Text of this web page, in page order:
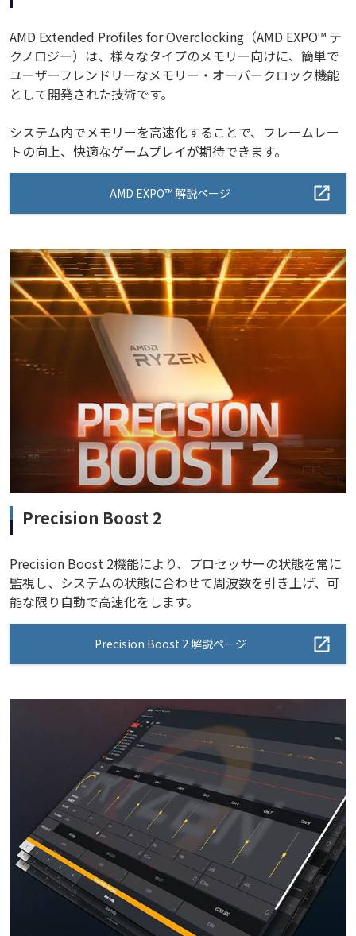
AMD Extended Profiles for Overclocking（AMD EXPO™ テ
クノロジー）は、様々なタイプのメモリー向けに、簡単で
ユーザーフレンドリーなメモリー・オーバークロック機能
として開発された技術です。
システム内でメモリーを高速化することで、フレームレー
トの向上、快適なゲームプレイが期待できます。
AMD EXPO™ 解説ページ
Precision Boost 2
Precision Boost 2機能により、プロセッサーの状態を常に
監視し、システムの状態に合わせて周波数を引き上げ、可
能な限り自動で高速化をします。
Precision Boost 2 解説ページ